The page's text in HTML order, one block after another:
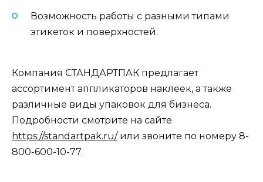
Возможность работы с разными типами
этикеток и поверхностей.
Компания СТАНДАРТПАК предлагает
ассортимент аппликаторов наклеек, а также
различные виды упаковок для бизнеса.
Подробности смотрите на сайте
https://standartpak.ru/или звоните по номеру 8-
800-600-10-77.